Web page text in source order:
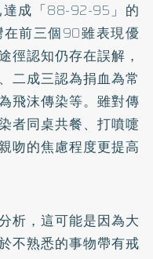
成「88-92-95」的
前三個90雖表現優
徑認知仍存在誤解，
二成三認為捐血為常
飛沫傳染等。雖對傳
者同桌共餐、打噴嚏
吻的焦慮程度更提高
析，這可能是因為大
不熟悉的事物帶有戒